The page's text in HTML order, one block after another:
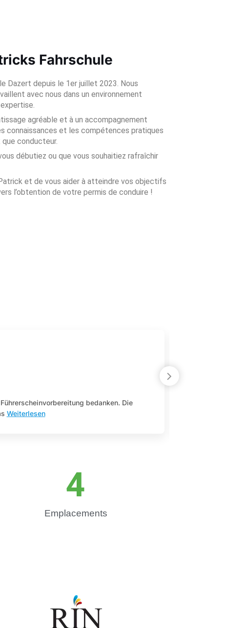
Fahrschule
Dazert depuis le 1er juillet 2023. Nous
avec nous dans un environnement
agréable et à un accompagnement
connaissances et les compétences pratiques
conducteur.
débutiez ou que vous souhaitiez rafraîchir
et de vous aider à atteindre vos objectifs
l’obtention de votre permis de conduire !
bedanken. Die
Weiterlesen
Emplacements
4